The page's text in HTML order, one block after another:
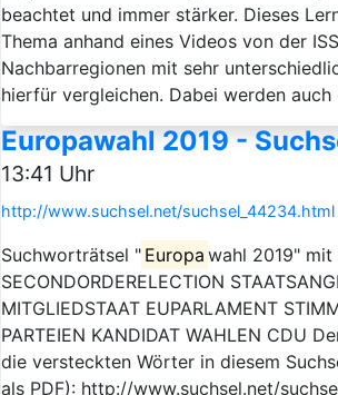
beachtet und immer stärker. Dieses
Thema anhand eines Videos von der
Nachbarregionen mit sehr
hierfür vergleichen. Dabei werden
Europawahl 2019 -
13:41 Uhr
http://www.suchsel.net/suchsel_44234.html
Suchworträtsel " Europa wahl 2019"
SECONDORDERELECTION
MITGLIEDSTAAT EUPARLAMENT
PARTEIEN KANDIDAT WAHLEN CDU
die versteckten Wörter in diesem
als PDF): http://www.suchsel.net/